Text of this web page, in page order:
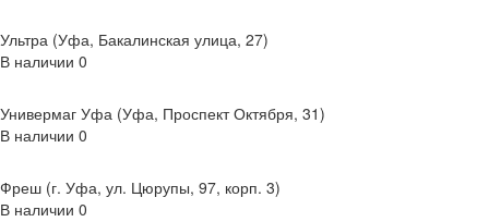
Ультра (Уфа, Бакалинская улица, 27)
В наличии 0
Универмаг Уфа (Уфа, Проспект Октября, 31)
В наличии 0
Фреш (г‌. Уфа, ул. Цюрупы, 97, корп. 3)
В наличии 0